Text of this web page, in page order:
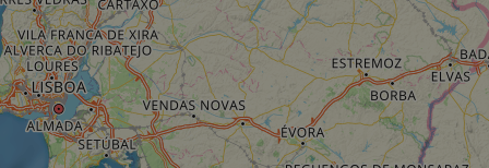
Unbedingt erforderlich
Performance
Targeting
Funktionalität Unklassifizierte
Unbedingt erforderliche Cookies ermöglichen
wesentliche Kernfunktionen der Website wie die
Benutzeranmeldung und die Kontoverwaltung.
Ohne die unbedingt erforderlichen Cookies kann